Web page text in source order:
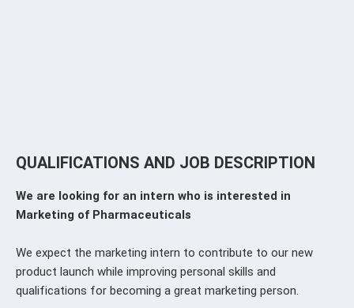
QUALIFICATIONS AND JOB DESCRIPTION
We are looking for an intern who is interested in
Marketing of Pharmaceuticals
We expect the marketing intern to contribute to our new
product launch while improving personal skills and
qualifications for becoming a great marketing person.